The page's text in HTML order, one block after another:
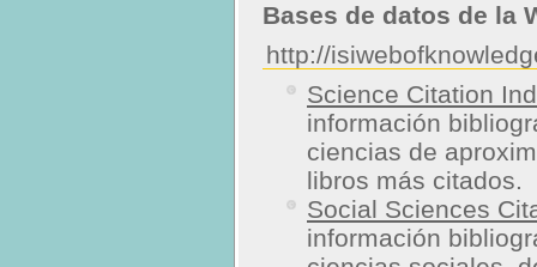
Bases de datos de la
http://
Science Citation
información
ciencias de
libros más citados.
Social Sciences
información